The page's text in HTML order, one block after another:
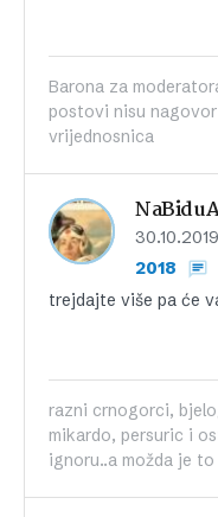
Barona za
postovi nisu
vrijednosnica
2018
trejdajte više pa će
razni crnogorci,
mikardo, persuric i
ignoru..a možda je